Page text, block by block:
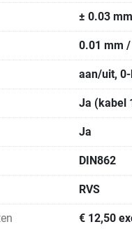
± 0.03 mm
0.01 mm
aan/uit,
Ja (kabel
Ja
DIN862
RVS
€ 12,50